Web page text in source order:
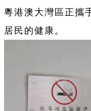
粵港澳大灣區正攜
居民的健康。